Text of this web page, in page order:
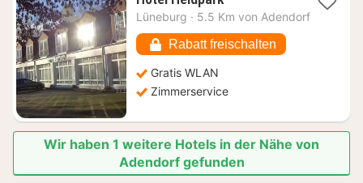
Nacht
79,58
€
Lüneburg · 5.5 Km von Adendorf
Rabatt freischalten
Gratis WLAN
Zimmerservice
Wir haben 1 weitere Hotels in der Nähe von
Adendorf gefunden